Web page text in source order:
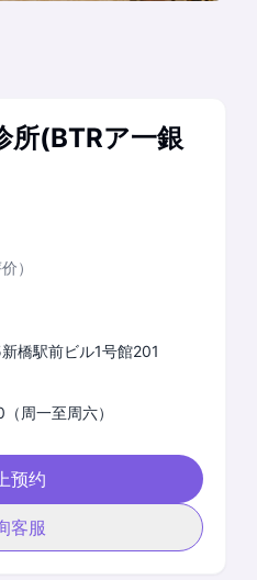
所(BTRア一銀
）
橋駅前ビル1号館201
周一至周六）
预约
客服